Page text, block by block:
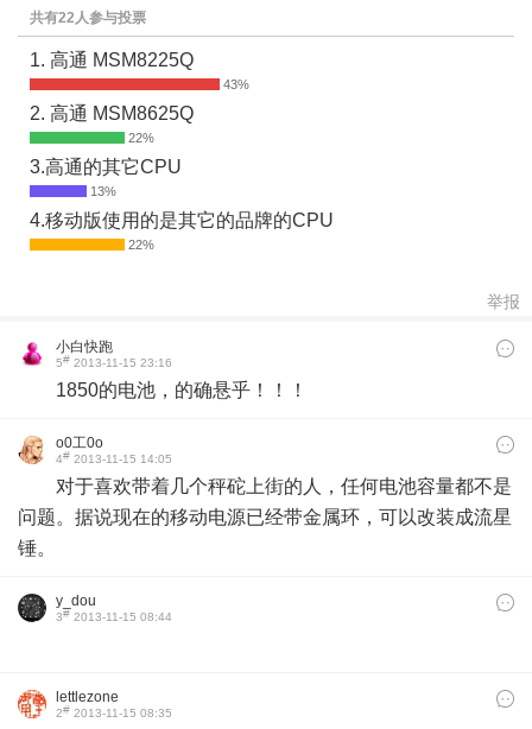
共有22人参与投票
1. 高通 MSM8225Q
2. 高通 MSM8625Q
3.高通的其它CPU
4.移动版使用的是其它的品牌的CPU
举报
小白快跑
5# 2013-11-15 23:16
1850的电池，的确悬乎！！！
o0工0o
4# 2013-11-15 14:05
对于喜欢带着几个秤砣上街的人，任何电池容量都不是
问题。据说现在的移动电源已经带金属环，可以改装成流星
锤。
y_dou
3# 2013-11-15 08:44
lettlezone
2# 2013-11-15 08:35